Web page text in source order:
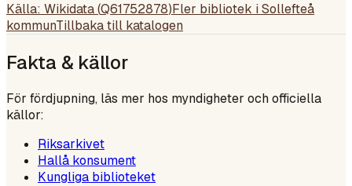
Källa: Wikidata (Q61752878)Fler bibliotek i Sollefteå
kommunTillbaka till katalogen
Fakta & källor
För fördjupning, läs mer hos myndigheter och officiella
källor:
Riksarkivet
Hallå konsument
Kungliga biblioteket